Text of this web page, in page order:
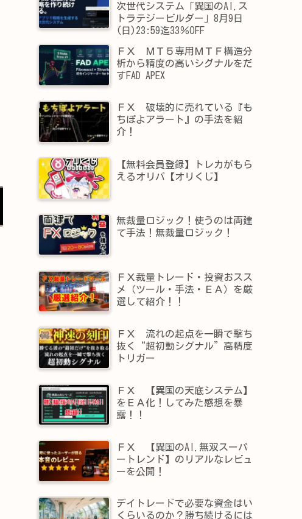
次世代システム「異国のAI.ス
トラテジービルダー」8月9日
(日)23:59迄33％OFF
ＦＸ ＭＴ５専用ＭＴＦ構造分
析から精度の高いシグナルをだ
すFAD APEX
ＦＸ 破壊的に売れている『も
ちぽよアラート』の手法を紹
介！
【無料会員登録】トレカがもら
えるオリパ【オリくじ】
無裁量ロジック！使うのは両建
て手法！無裁量ロジック！
ＦＸ裁量トレード・投資おスス
メ（ツール・手法・ＥＡ）を厳
選して紹介！！
ＦＸ 流れの起点を一瞬で撃ち
抜く“超初動シグナル”高精度
トリガー
ＦＸ 【異国の天底システム】
をＥＡ化！してみた感想を暴
露！！
ＦＸ 【異国のAI.無双スーパ
ートレンド】​のリアルなレビュ
ーを公開！
デイトレードで必要な資金はい
くらいるのか？勝ち続けるには